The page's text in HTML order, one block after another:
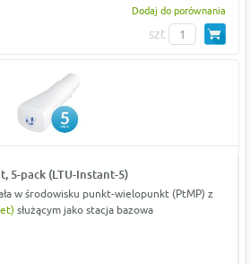
Dodaj do porównania
szt
5-pack (LTU-Instant-5)
w środowisku punkt-wielopunkt (PtMP) z
służącym jako stacja bazowa